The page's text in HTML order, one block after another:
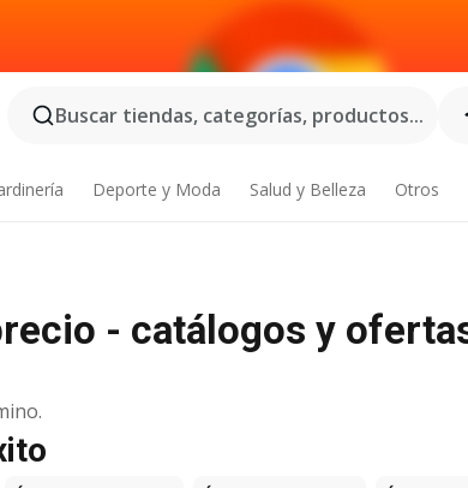
Buscar tiendas, categorías, productos...
Deporte y Moda Salud y Belleza Otros
- catálogos y